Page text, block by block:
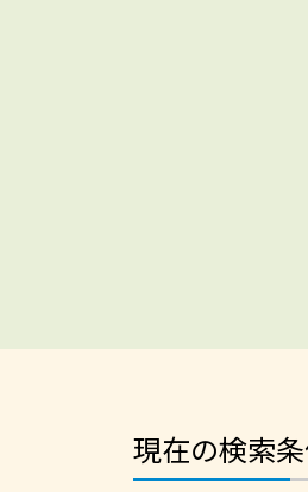
現在の検索